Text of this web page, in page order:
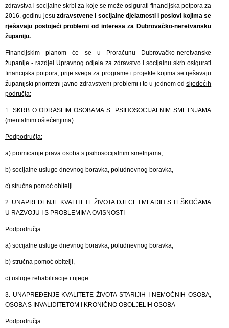
zdravstva i socijalne skrbi za koje se može osigurati financijska potpora za
2016. godinu jesuzdravstvene i socijalne djelatnosti i poslovi kojima se
rješavaju postojeći problemi od interesa za Dubrovačko-neretvansku
županiju.
Financijskim planom će se u Proračunu Dubrovačko-neretvanske
županije - razdjel Upravnog odjela za zdravstvo i socijalnu skrb osigurati
financijska potpora, prije svega za programe i projekte kojima se rješavaju
županijski prioritetni javno-zdravstveni problemi i to u jednom odsljedećih
područja:
1. SKRB O ODRASLIM OSOBAMA S PSIHOSOCIJALNIM SMETNJAMA
(mentalnim oštećenjima)
Podpodručja:
a) promicanje prava osoba s psihosocijalnim smetnjama,
b) socijalne usluge dnevnog boravka, poludnevnog boravka,
c) stručna pomoć obitelji
2. UNAPREĐENJE KVALITETE ŽIVOTA DJECE I MLADIH S TEŠKOĆAMA
U RAZVOJU I S PROBLEMIMA OVISNOSTI
Podpodručja:
a) socijalne usluge dnevnog boravka, poludnevnog boravka,
b) stručna pomoć obitelji,
c) usluge rehabilitacije i njege
3. UNAPREĐENJE KVALITETE ŽIVOTA STARIJIH I NEMOĆNIH OSOBA,
OSOBA S INVALIDITETOM I KRONIČNO OBOLJELIH OSOBA
Podpodručja: